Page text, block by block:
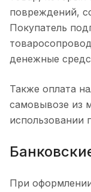
повреждений,
Покупатель
денежные
Также оплата
самовывозе из
использовании
При